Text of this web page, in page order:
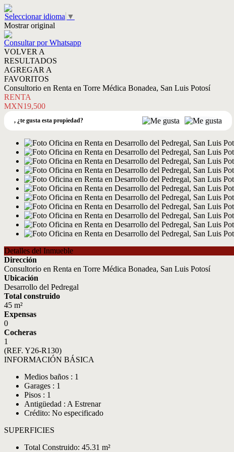
Seleccionar idioma ▼
Mostrar original
Consultar por Whatsapp
VOLVER A
RESULTADOS
AGREGAR A
FAVORITOS
Consultorio en Renta en Torre Médica Bonadea, San Luis Potosí
RENTA
MXN19,500
, ¿te gusta esta propiedad?
Detalles del Inmueble
Dirección
Consultorio en Renta en Torre Médica Bonadea, San Luis Potosí
Ubicación
Desarrollo del Pedregal
Total construido
45 m²
Expensas
0
Cocheras
1
(REF. Y26-R130)
INFORMACIÓN BÁSICA
Medios baños : 1
Garages : 1
Pisos : 1
Antigüedad : A Estrenar
Crédito: No especificado
SUPERFICIES
Total Construido: 45.31 m²